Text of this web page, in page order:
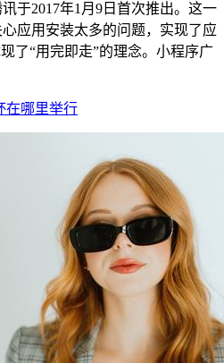
于2017年1月9日首次推出。这一
应用安装太多的问题，实现了应
了“用完即走”的理念。小程序广
在哪里举行